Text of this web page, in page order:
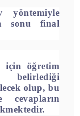
yöntemiyle
sonu final
öğretim
belirlediği
olup, bu
cevapların